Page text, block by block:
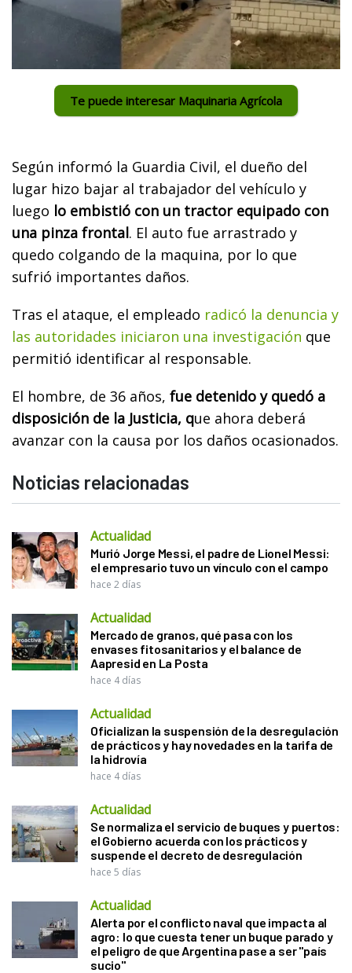
Te puede interesar Maquinaria Agrícola
Según informó la Guardia Civil, el dueño del
lugar hizo bajar al trabajador del vehículo y
luego lo embistió con un tractor equipado con
una pinza frontal. El auto fue arrastrado y
quedo colgando de la maquina, por lo que
sufrió importantes daños.
Tras el ataque, el empleado radicó la denuncia y
las autoridades iniciaron una investigación que
permitió identificar al responsable.
El hombre, de 36 años, fue detenido y quedó a
disposición de la Justicia, que ahora deberá
avanzar con la causa por los daños ocasionados.
Noticias relacionadas
Actualidad
Murió Jorge Messi, el padre de Lionel Messi:
el empresario tuvo un vínculo con el campo
hace 2 días
Actualidad
Mercado de granos, qué pasa con los
envases fitosanitarios y el balance de
Aapresid en La Posta
hace 4 días
Actualidad
Oficializan la suspensión de la desregulación
de prácticos y hay novedades en la tarifa de
la hidrovía
hace 4 días
Actualidad
Se normaliza el servicio de buques y puertos:
el Gobierno acuerda con los prácticos y
suspende el decreto de desregulación
hace 5 días
Actualidad
Alerta por el conflicto naval que impacta al
agro: lo que cuesta tener un buque parado y
el peligro de que Argentina pase a ser "país
sucio"